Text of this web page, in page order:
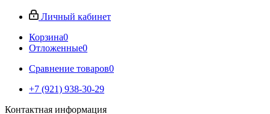
Личный кабинет
Корзина0
Отложенные0
Сравнение товаров0
+7 (921) 938-30-29
Контактная информация